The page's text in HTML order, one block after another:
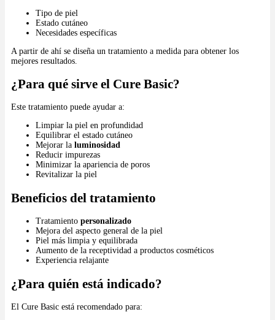
Tipo de piel
Estado cutáneo
Necesidades específicas
A partir de ahí se diseña un tratamiento a medida para obtener los
mejores resultados.
¿Para qué sirve el Cure Basic?
Este tratamiento puede ayudar a:
Limpiar la piel en profundidad
Equilibrar el estado cutáneo
Mejorar la luminosidad
Reducir impurezas
Minimizar la apariencia de poros
Revitalizar la piel
Beneficios del tratamiento
Tratamiento personalizado
Mejora del aspecto general de la piel
Piel más limpia y equilibrada
Aumento de la receptividad a productos cosméticos
Experiencia relajante
¿Para quién está indicado?
El Cure Basic está recomendado para: